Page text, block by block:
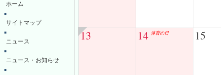
ホーム
サイトマップ
ニュース
ニュース・お知らせ
13 14 体育の日 15